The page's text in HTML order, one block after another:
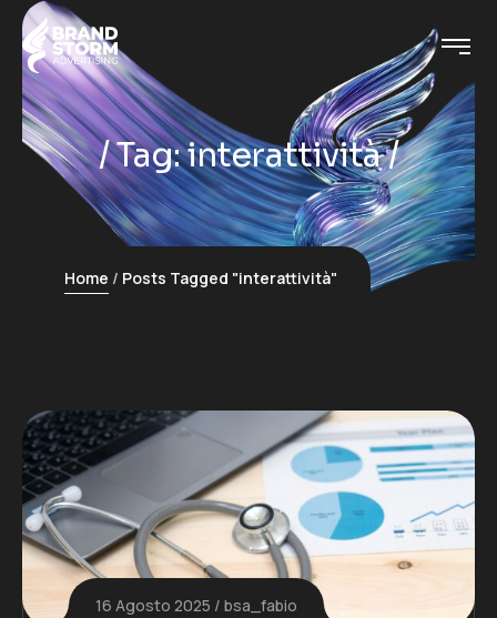
Tag:interattività
Home Posts Tagged "interattività"
16 Agosto 2025 bsa_fabio